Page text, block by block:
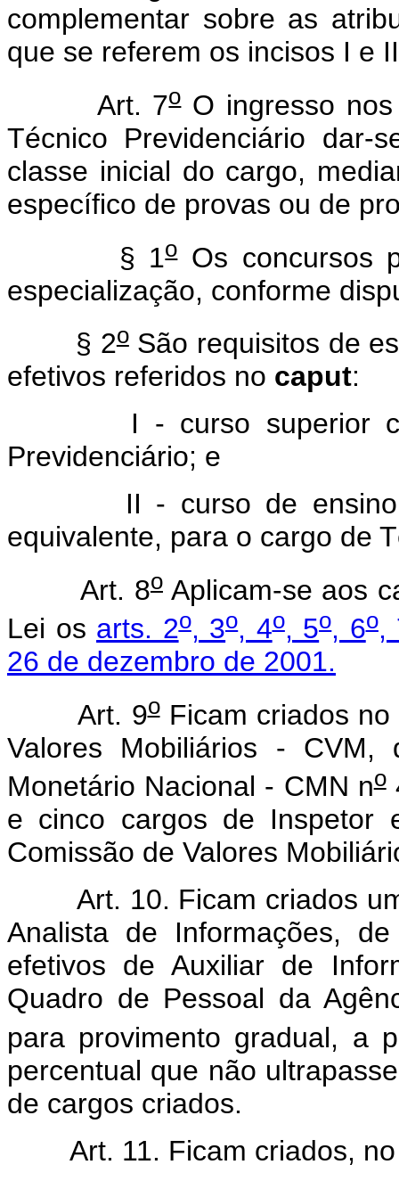
complementar sobre as
que se referem os incisos I e
Art. 7oO ingresso nos
Técnico Previdenciário dar-
classe inicial do cargo,
específico de provas ou de
§ 1oOs concursos
especialização, conforme
§ 2oSão requisitos de
efetivos referidos no caput:
I - curso superior
Previdenciário; e
II - curso de
equivalente, para o cargo de
Art. 8oAplicam-se aos
Lei os arts. 2o, 3o, 4o, 5o, 6o,
26 de dezembro de 2001.
Art. 9oFicam criados no
Valores Mobiliários -
Monetário Nacional - CMN no
e cinco cargos de Inspetor
Comissão de Valores
Art. 10. Ficam criados
Analista de Informações,
efetivos de Auxiliar de
Quadro de Pessoal da
para provimento gradual, a
percentual que não
de cargos criados.
Art. 11. Ficam criados,